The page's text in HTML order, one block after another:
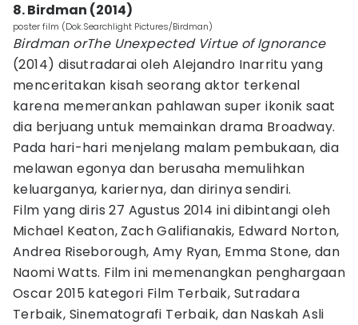
8. Birdman (2014)
poster film (Dok.Searchlight Pictures/Birdman)
Birdman orThe Unexpected Virtue of Ignorance
(2014) disutradarai oleh Alejandro Inarritu yang
menceritakan kisah seorang aktor terkenal
karena memerankan pahlawan super ikonik saat
dia berjuang untuk memainkan drama Broadway.
Pada hari-hari menjelang malam pembukaan, dia
melawan egonya dan berusaha memulihkan
keluarganya, kariernya, dan dirinya sendiri.
Film yang diris 27 Agustus 2014 ini dibintangi oleh
Michael Keaton, Zach Galifianakis, Edward Norton,
Andrea Riseborough, Amy Ryan, Emma Stone, dan
Naomi Watts. Film ini memenangkan penghargaan
Oscar 2015 kategori Film Terbaik, Sutradara
Terbaik, Sinematografi Terbaik, dan Naskah Asli